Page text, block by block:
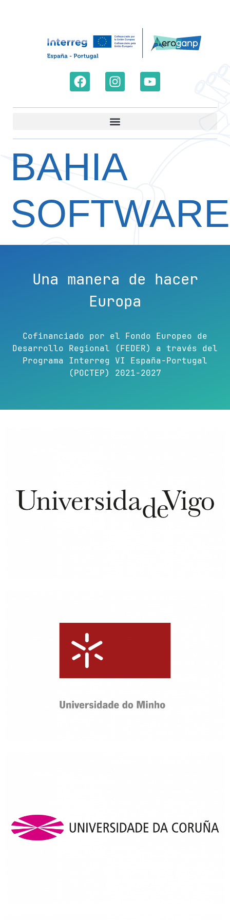
BAHIA
SOFTWARE
Una manera de hacer
Europa
Cofinanciado por el Fondo Europeo de
Desarrollo Regional (FEDER) a través del
Programa Interreg VI España-Portugal
(POCTEP) 2021-2027